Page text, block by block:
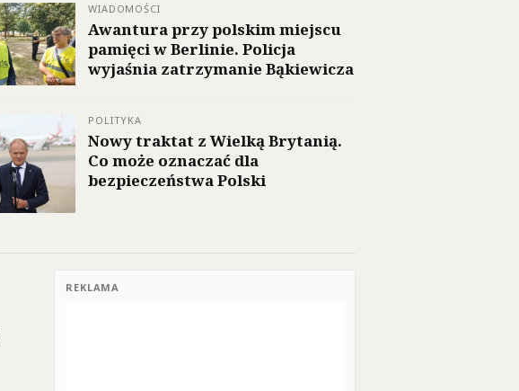
WIADOMOŚCI
Awantura przy polskim miejscu
pamięci w Berlinie. Policja
wyjaśnia zatrzymanie Bąkiewicza
POLITYKA
Nowy traktat z Wielką Brytanią.
Co może oznaczać dla
bezpieczeństwa Polski
REKLAMA